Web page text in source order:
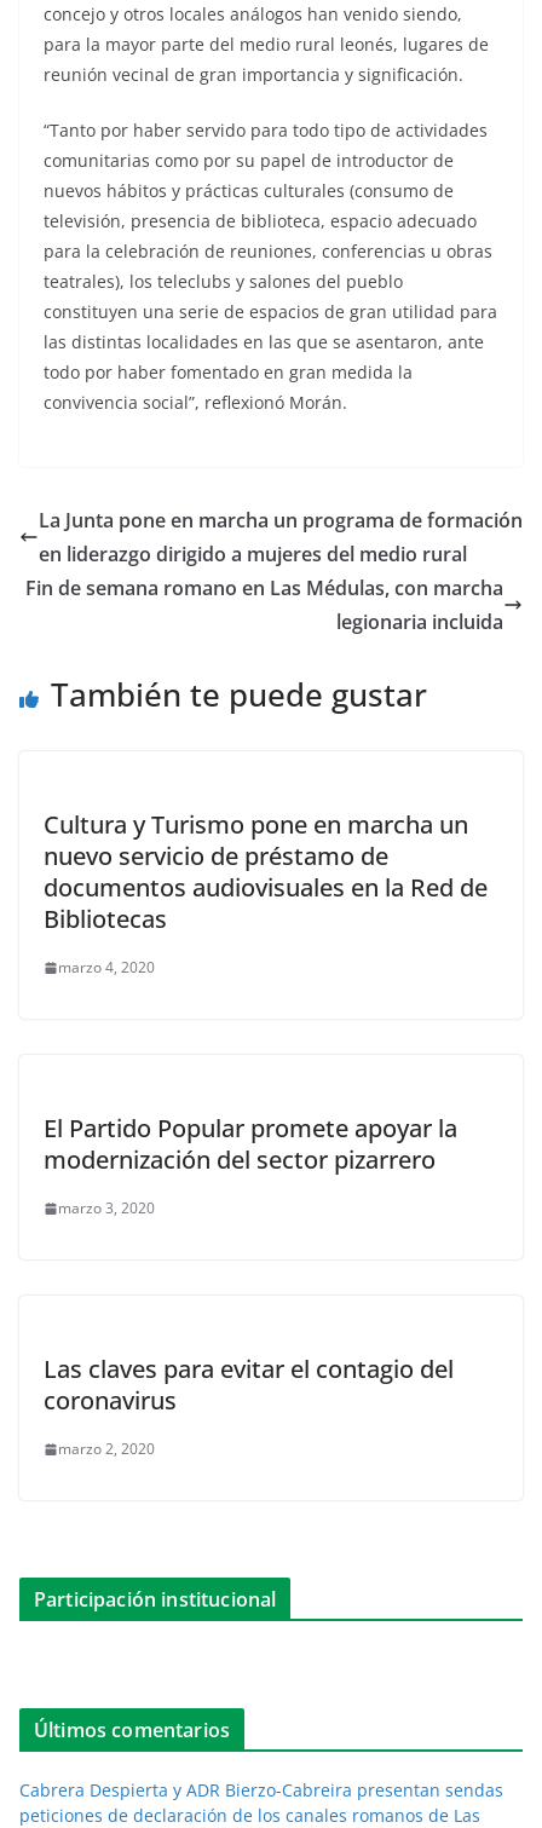
concejo y otros locales análogos han venido siendo,
para la mayor parte del medio rural leonés, lugares de
reunión vecinal de gran importancia y significación.
“Tanto por haber servido para todo tipo de actividades
comunitarias como por su papel de introductor de
nuevos hábitos y prácticas culturales (consumo de
televisión, presencia de biblioteca, espacio adecuado
para la celebración de reuniones, conferencias u obras
teatrales), los teleclubs y salones del pueblo
constituyen una serie de espacios de gran utilidad para
las distintas localidades en las que se asentaron, ante
todo por haber fomentado en gran medida la
convivencia social”, reflexionó Morán.
La Junta pone en marcha un programa de formación
en liderazgo dirigido a mujeres del medio rural
Fin de semana romano en Las Médulas, con marcha
legionaria incluida
También te puede gustar
Cultura y Turismo pone en marcha un
nuevo servicio de préstamo de
documentos audiovisuales en la Red de
Bibliotecas
marzo 4, 2020
El Partido Popular promete apoyar la
modernización del sector pizarrero
marzo 3, 2020
Las claves para evitar el contagio del
coronavirus
marzo 2, 2020
Participación institucional
Últimos comentarios
Cabrera Despierta y ADR Bierzo-Cabreira presentan sendas
peticiones de declaración de los canales romanos de Las